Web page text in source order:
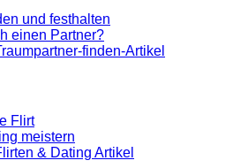
und festhalten
einen Partner?
finden-Artikel
Flirt
meistern
& Dating Artikel